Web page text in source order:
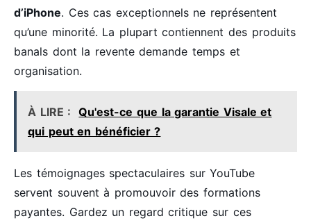
d’iPhone. Ces cas exceptionnels ne représentent
qu’une minorité. La plupart contiennent des produits
banals dont la revente demande temps et
organisation.
À LIRE :
Qu'est-ce que la garantie Visale et
qui peut en bénéficier ?
Les témoignages spectaculaires sur YouTube
servent souvent à promouvoir des formations
payantes. Gardez un regard critique sur ces